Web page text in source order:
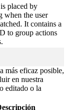
placed by
when the user
It contains a
to group actions
más eficaz posible,
en nuestra
editado o la